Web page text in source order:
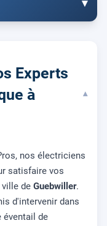
▾
Experts
à
▾
nos électriciens
satisfaire vos
de Guebwiller.
d'intervenir dans
éventail de